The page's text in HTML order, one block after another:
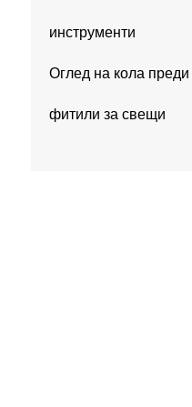
инструменти
Оглед на кола преди
фитили за свещи